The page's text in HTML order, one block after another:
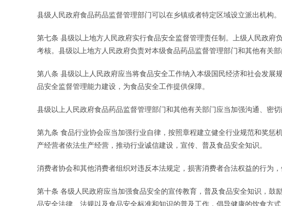
县级人民政府食品药品监督管理部门可以在乡镇或者特定区域设立派出机构。
第七条 县级以上地方人民政府实行食品安全监督管理责任制。上级人民政府
考核。县级以上地方人民政府负责对本级食品药品监督管理部门和其他有关
第八条 县级以上人民政府应当将食品安全工作纳入本级国民经济和社会发展
品安全监督管理能力建设，为食品安全工作提供保障。
县级以上人民政府食品药品监督管理部门和其他有关部门应当加强沟通、密
第九条 食品行业协会应当加强行业自律，按照章程建立健全行业规范和奖惩
产经营者依法生产经营，推动行业诚信建设，宣传、普及食品安全知识。
消费者协会和其他消费者组织对违反本法规定，损害消费者合法权益的行为，
第十条 各级人民政府应当加强食品安全的宣传教育，普及食品安全知识，鼓
品安全法律、法规以及食品安全标准和知识的普及工作，倡导健康的饮食方